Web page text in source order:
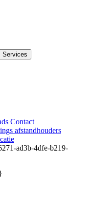
Services
Contact
afstandhouders